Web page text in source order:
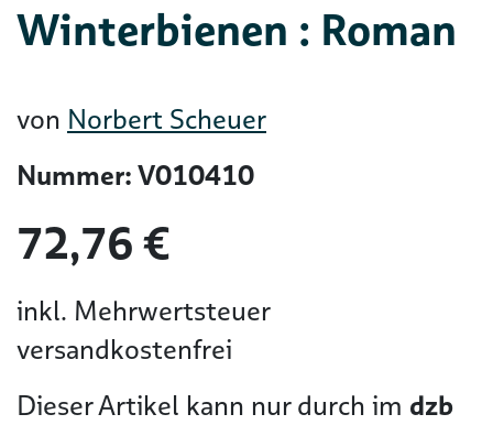
Winterbienen : Roman
von Norbert Scheuer
Nummer: V010410
72,76 €
inkl. Mehrwertsteuer
versandkostenfrei
Dieser Artikel kann nur durch im dzb